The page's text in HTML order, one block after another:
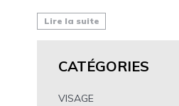
Lire la suite
CATÉGORIES
VISAGE